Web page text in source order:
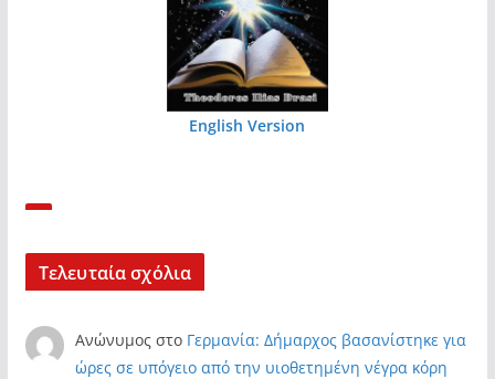
English Version
Τελευταία σχόλια
Ανώνυμος στο Γερμανία: Δήμαρχος βασανίστηκε για
ώρες σε υπόγειο από την υιοθετημένη νέγρα κόρη